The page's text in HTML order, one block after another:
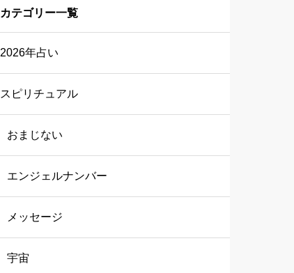
カテゴリー一覧
2026年占い
スピリチュアル
おまじない
エンジェルナンバー
メッセージ
宇宙